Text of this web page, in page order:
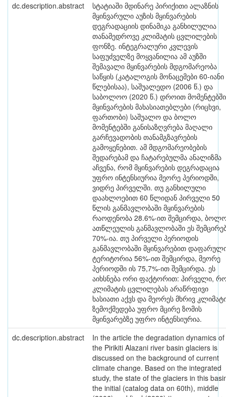
dc.description.abstract
სტატიაში მდინარე პირიქითი ალაზნის
მყინვარული აუზის მყინვარების
დეგრადაციის დინამიკა განხილულია
თანამედროვე კლიმატის ცვლილების
ფონზე. ინტეგრალური კვლევის
საფუძველზე მოყვანილია ამ აუზში
შემავალი მყინვარების მდგომარეობა
საწყის (კატალოგის მონაცემები 60-იანი
წლებისაა), საშუალედო (2006 წ.) და
საბოლოო (2020 წ.) დროით
მყინვარების მახასიათებლები (რიცხვი,
ფართობი) საშუალო და ბოლო
მომენტებში განისაზღვრება მაღალი
გარჩევადობის თანამგზავრების
გამოყენებით. ამ მდგომარეობების
შედარებამ და ჩატარებულმა ანალიზმა
აჩვენა, რომ მყინვარების დეგრადაცია
უფრო ინტენსიურია მეორე პერიოდში,
ვიდრე პირველში. თუ განხილული
დაახლოებით 60 წლიდან პირველი 50
წლის განმავლობაში მყინვარების
რაოდენობა 28.6%-ით შემცირდა,
ათწლეულის განმავლობაში ეს
70%-ია. თუ პირველი პერიოდის
განმავლობაში მყინვარებით
ტერიტორია 56%-ით შემცირდა, მეორე
პერიოდში ის 75,7%-ით შემცირდა. ეს
აიხსნება ორი ფაქტორით: პირველი,
კლიმატის ცვლილებას არაწრფივი
ხასიათი აქვს და მეორეს მხრივ
ზემოქმედება უფრო მცირე ზომის
მყინვარებზე უფრო ინტენსიურია.
dc.description.abstract
In the article the degradation dynamics of
the Pirikiti Alazani river basin glaciers is
discussed on the background of current
climate change. Based on the integrated
study, the state of the glaciers in this
the initial (catalog data on 60th), middle